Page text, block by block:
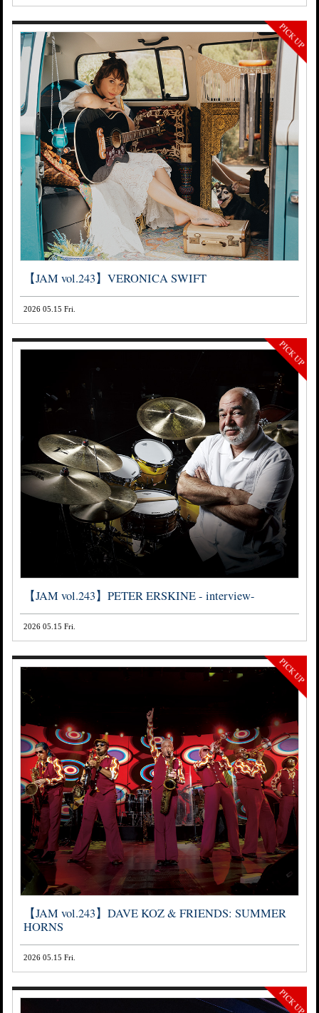
【JAM vol.243】VERONICA SWIFT
2026 05.15 Fri.
【JAM vol.243】PETER ERSKINE - interview-
2026 05.15 Fri.
【JAM vol.243】DAVE KOZ & FRIENDS: SUMMER
HORNS
2026 05.15 Fri.